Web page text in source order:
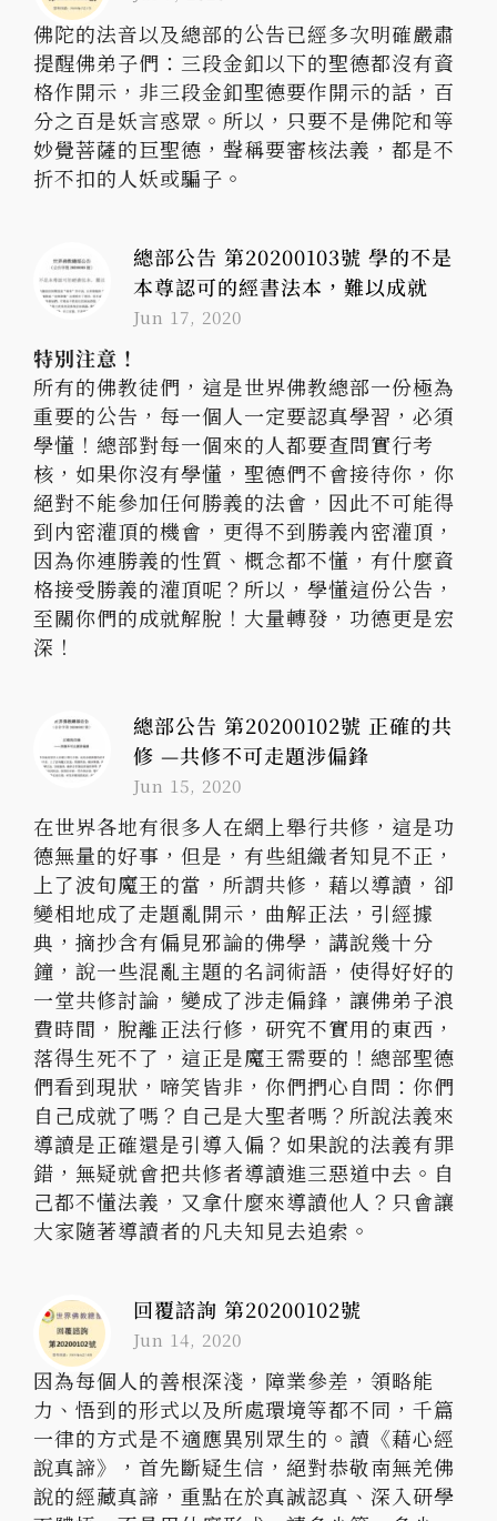
佛陀的法音以及總部的公告已經多次明確嚴肅
提醒佛弟子們：三段金釦以下的聖德都沒有資
格作開示，非三段金釦聖德要作開示的話，百
分之百是妖言惑眾。所以，只要不是佛陀和等
妙覺菩薩的巨聖德，聲稱要審核法義，都是不
折不扣的人妖或騙子。
總部公告 第20200103號 學的不是
本尊認可的經書法本，難以成就
Jun 17, 2020
特別注意！
所有的佛教徒們，這是世界佛教總部一份極為
重要的公告，每一個人一定要認真學習，必須
學懂！總部對每一個來的人都要查問實行考
核，如果你沒有學懂，聖德們不會接待你，你
絕對不能參加任何勝義的法會，因此不可能得
到內密灌頂的機會，更得不到勝義內密灌頂，
因為你連勝義的性質、概念都不懂，有什麼資
格接受勝義的灌頂呢？所以，學懂這份公告，
至關你們的成就解脫！大量轉發，功德更是宏
深！
總部公告 第20200102號 正確的共
修 —共修不可走題涉偏鋒
Jun 15, 2020
在世界各地有很多人在網上舉行共修，這是功
德無量的好事，但是，有些組織者知見不正，
上了波旬魔王的當，所謂共修，藉以導讀，卻
變相地成了走題亂開示，曲解正法，引經據
典，摘抄含有偏見邪論的佛學，講說幾十分
鐘，說一些混亂主題的名詞術語，使得好好的
一堂共修討論，變成了涉走偏鋒，讓佛弟子浪
費時間，脫離正法行修，研究不實用的東西，
落得生死不了，這正是魔王需要的！總部聖德
們看到現狀，啼笑皆非，你們捫心自問：你們
自己成就了嗎？自己是大聖者嗎？所說法義來
導讀是正確還是引導入偏？如果說的法義有罪
錯，無疑就會把共修者導讀進三惡道中去。自
己都不懂法義，又拿什麼來導讀他人？只會讓
大家隨著導讀者的凡夫知見去追索。
回覆諮詢 第20200102號
Jun 14, 2020
因為每個人的善根深淺，障業參差，領略能
力、悟到的形式以及所處環境等都不同，千篇
一律的方式是不適應異別眾生的。讀《藉心經
說真諦》，首先斷疑生信，絕對恭敬南無羌佛
說的經藏真諦，重點在於真誠認真、深入研學